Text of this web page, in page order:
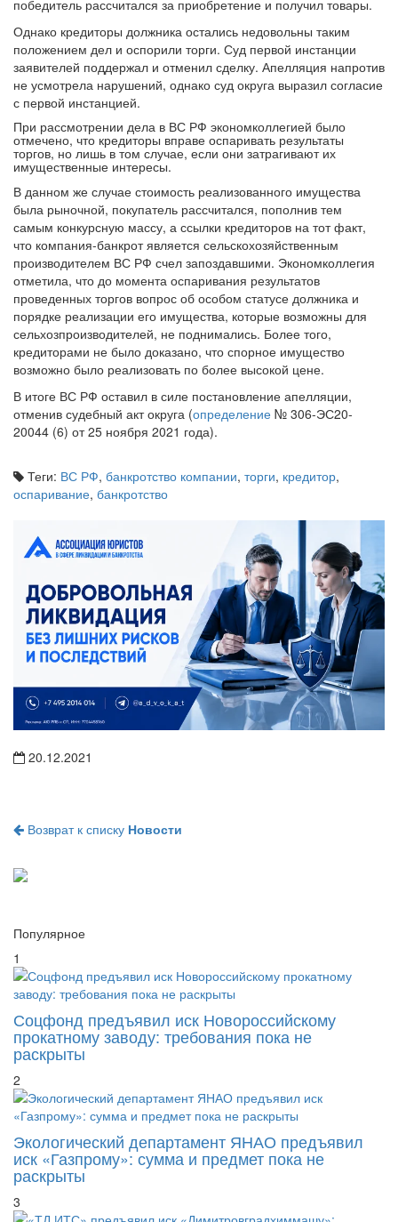
победитель рассчитался за приобретение и получил товары.
Однако кредиторы должника остались недовольны таким
положением дел и оспорили торги. Суд первой инстанции
заявителей поддержал и отменил сделку. Апелляция напротив
не усмотрела нарушений, однако суд округа выразил согласие
с первой инстанцией.
При рассмотрении дела в ВС РФ экономколлегией было
отмечено, что кредиторы вправе оспаривать результаты
торгов, но лишь в том случае, если они затрагивают их
имущественные интересы.
В данном же случае стоимость реализованного имущества
была рыночной, покупатель рассчитался, пополнив тем
самым конкурсную массу, а ссылки кредиторов на тот факт,
что компания-банкрот является сельскохозяйственным
производителем ВС РФ счел запоздавшими. Экономколлегия
отметила, что до момента оспаривания результатов
проведенных торгов вопрос об особом статусе должника и
порядке реализации его имущества, которые возможны для
сельхозпроизводителей, не поднимались. Более того,
кредиторами не было доказано, что спорное имущество
возможно было реализовать по более высокой цене.
В итоге ВС РФ оставил в силе постановление апелляции,
отменив судебный акт округа (определение № 306-ЭС20-
20044 (6) от 25 ноября 2021 года).
Теги: ВС РФ, банкротство компании, торги, кредитор,
оспаривание, банкротство
20.12.2021
Возврат к списку Новости
Популярное
1
Соцфонд предъявил иск Новороссийскому
прокатному заводу: требования пока не
раскрыты
2
Экологический департамент ЯНАО предъявил
иск «Газпрому»: сумма и предмет пока не
раскрыты
3